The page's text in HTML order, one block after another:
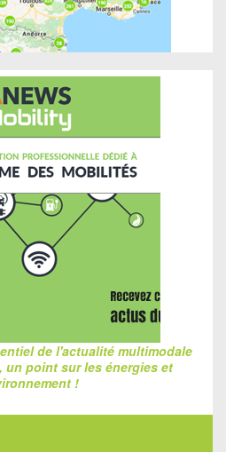
de l'actualité multimodale
un point sur les énergies et
!